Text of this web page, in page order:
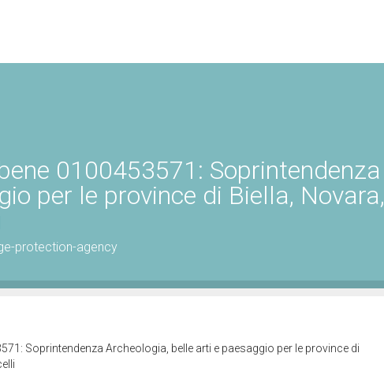
0100453571: Soprintendenza
per le province di Biella, Novara,
protection-agency
Soprintendenza Archeologia, belle arti e paesaggio per le province di